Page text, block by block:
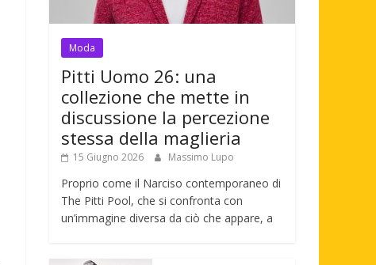
Moda
Pitti Uomo 26: una
collezione che mette in
discussione la percezione
stessa della maglieria
15 Giugno 2026 Massimo Lupo
Proprio come il Narciso contemporaneo di
The Pitti Pool, che si confronta con
un’immagine diversa da ciò che appare, a